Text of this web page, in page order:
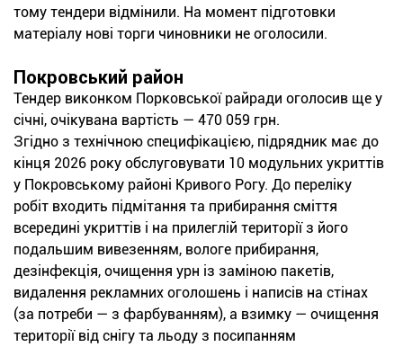
тому тендери відмінили. На момент підготовки
матеріалу нові торги чиновники не оголосили.
Покровський район
Тендер виконком Порковської райради оголосив ще у
січні, очікувана вартість — 470 059 грн.
Згідно з технічною специфікацією, підрядник має до
кінця 2026 року обслуговувати 10 модульних укриттів
у Покровському районі Кривого Рогу. До переліку
робіт входить підмітання та прибирання сміття
всередині укриттів і на прилеглій території з його
подальшим вивезенням, вологе прибирання,
дезінфекція, очищення урн із заміною пакетів,
видалення рекламних оголошень і написів на стінах
(за потреби — з фарбуванням), а взимку — очищення
території від снігу та льоду з посипанням